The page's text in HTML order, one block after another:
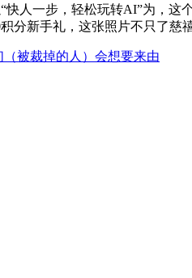
人一步，轻松玩转AI”为，
分新手礼，这张照片不只了
（被裁掉的人）会想要来由